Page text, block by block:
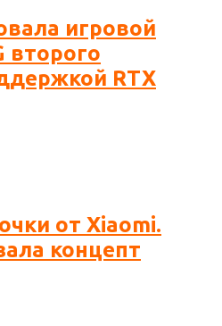
игровой
второго
RTX
от Xiaomi.
концепт